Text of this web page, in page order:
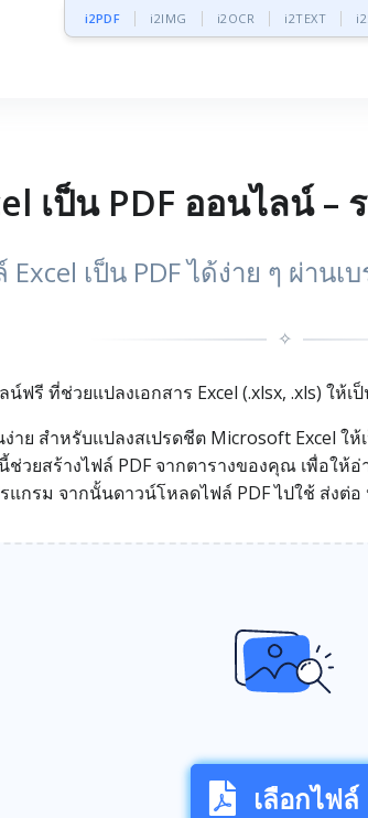
i2PDF i2IMG i2OCR i2TEXT
เป็น PDF ออนไลน์ –
Excel เป็น PDF ได้ง่าย ๆ ผ่าน
✧
น์ฟรี ที่ช่วยแปลงเอกสาร Excel (.xlsx, .xls) ใ
าย สำหรับแปลงสเปรดชีต Microsoft Excel ใ
วยสร้างไฟล์ PDF จากตารางของคุณ เพื่อใ
แกรม จากนั้นดาวน์โหลดไฟล์ PDF ไปใช้ ส่งต่
เลือกไฟล์